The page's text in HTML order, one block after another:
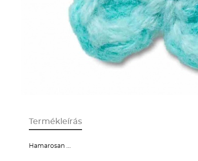
Termékleírás
Hamarosan ...